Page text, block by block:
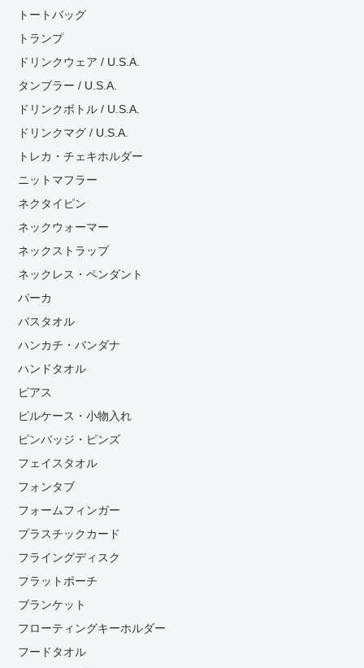
トートバッグ
トランプ
ドリンクウェア / U.S.A.
タンブラー / U.S.A.
ドリンクボトル / U.S.A.
ドリンクマグ / U.S.A.
トレカ・チェキホルダー
ニットマフラー
ネクタイピン
ネックウォーマー
ネックストラップ
ネックレス・ペンダント
パーカ
バスタオル
ハンカチ・バンダナ
ハンドタオル
ピアス
ピルケース・小物入れ
ピンバッジ・ピンズ
フェイスタオル
フォンタブ
フォームフィンガー
プラスチックカード
フライングディスク
フラットポーチ
ブランケット
フローティングキーホルダー
フードタオル